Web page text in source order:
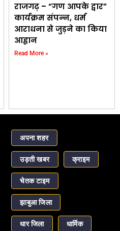
राजगढ़ – “गण आपके द्वार”
कार्यक्रम संपन्न, धर्म
आराधना से जुड़ने का किया
आह्वान
Read More »
अपना शहर
उड़ती खबर क्राइम
चेतक टाइम
झाबुआ जिला
धार जिला धार्मिक